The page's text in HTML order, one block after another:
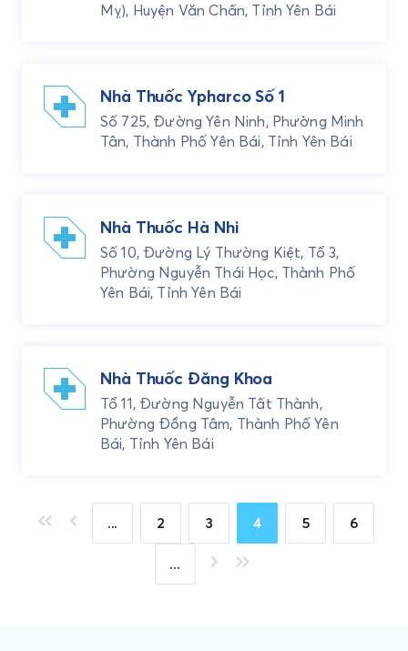
Mỵ), Huyện Văn Chấn, Tỉnh Yên Bái
Nhà Thuốc Ypharco Số 1
Số 725, Đường Yên Ninh, Phường Minh
Tân, Thành Phố Yên Bái, Tỉnh Yên Bái
Nhà Thuốc Hà Nhi
Số 10, Đường Lý Thường Kiệt, Tổ 3,
Phường Nguyễn Thái Học, Thành Phố
Yên Bái, Tỉnh Yên Bái
Nhà Thuốc Đăng Khoa
Tổ 11, Đường Nguyễn Tất Thành,
Phường Đồng Tâm, Thành Phố Yên
Bái, Tỉnh Yên Bái
« « ... 2 3 4 5 6
... » »